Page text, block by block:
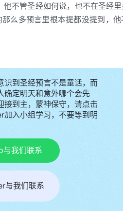
不管圣经如何说，也不在圣经
么多预言里根本提都没提到，
的，他只是作他更新的工作，尽
尽他的职分，将新的工作带给那
时代继续发展下去，因他作工
着旧约律法时代的话来工作。他
作，如何定罪他的工作，他只是
一点根据，而且有许多不符合
吗？到底圣经大还是神大？为什
经另外作工吗？为什么耶稣与他
安息日，但洗脚、蒙头，还掰饼
你该知道，先有神还是先有圣经
辟了新的工作，他并不按照旧约
所成就的，有许多规条给打破了
”。当时按照以色列民的规矩，
在旧约时代耶和华并没作。所以
在恩典时代已经不按照旧约律法
吗？现在宗教界也在死守圣经
废去，旧约是神跟以色列民立
息日是怎么回事？难道他是犯罪
得着对神的纯正认识，反而观念
，死在神的刑罚中。
识到圣经预言不是童话，而
确定明天和意外哪个会先
接到主，蒙神保守，请点击
入小组学习，不要等到明
我们联系
与我们联系